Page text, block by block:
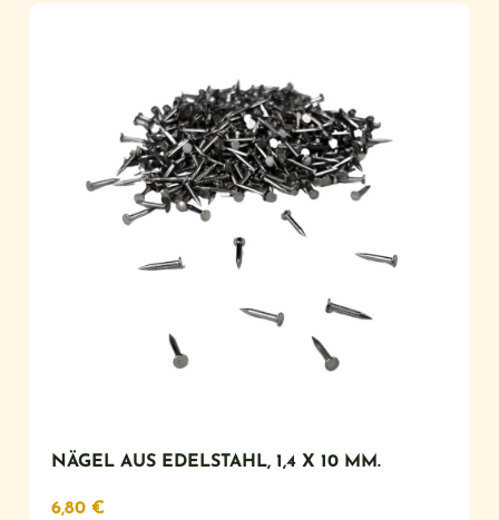
NÄGEL AUS EDELSTAHL, 1,4 X 10 MM.
6,80 €